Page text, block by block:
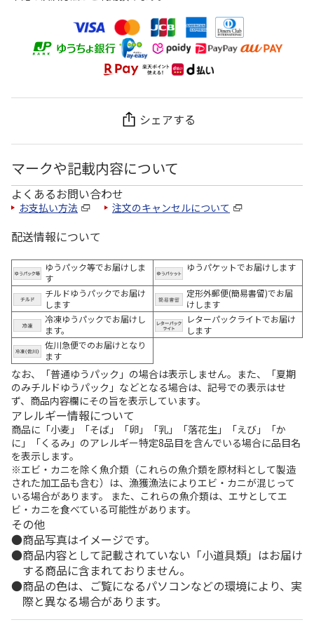
シェアする
マークや記載内容について
よくあるお問い合わせ
お支払い方法 注文のキャンセルについて
配送情報について
ゆうパック等でお届けしま
す
ゆうパケットでお届けします
チルドゆうパックでお届け
します
定形外郵便(簡易書留)でお届
けします
冷凍ゆうパックでお届けし
ます。
レターパックライトでお届け
します
佐川急便でのお届けとなり
ます
なお、「普通ゆうパック」の場合は表示しません。また、「夏期
のみチルドゆうパック」などとなる場合は、記号での表示はせ
ず、商品内容欄にその旨を表示しています。
アレルギー情報について
商品に「小麦」「そば」「卵」「乳」「落花生」「えび」「か
に」「くるみ」のアレルギー特定8品目を含んでいる場合に品目名
を表示します。
※エビ・カニを除く魚介類（これらの魚介類を原材料として製造
された加工品も含む）は、漁獲漁法によりエビ・カニが混じって
いる場合があります。 また、これらの魚介類は、エサとしてエ
ビ・カニを食べている可能性があります。
その他
商品写真はイメージです。
商品内容として記載されていない「小道具類」はお届け
する商品に含まれておりません。
商品の色は、ご覧になるパソコンなどの環境により、実
際と異なる場合があります。